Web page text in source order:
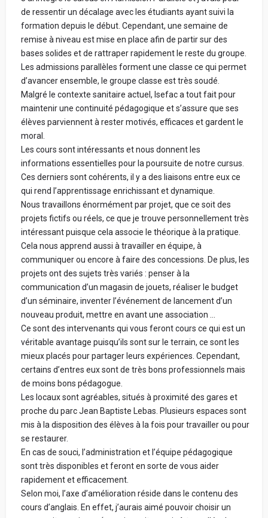
de ressentir un décalage avec les étudiants ayant suivi la
formation depuis le début. Cependant, une semaine de
remise à niveau est mise en place afin de partir sur des
bases solides et de rattraper rapidement le reste du groupe.
Les admissions parallèles forment une classe ce qui permet
d’avancer ensemble, le groupe classe est très soudé.
Malgré le contexte sanitaire actuel, Isefac a tout fait pour
maintenir une continuité pédagogique et s’assure que ses
élèves parviennent à rester motivés, efficaces et gardent le
moral.
Les cours sont intéressants et nous donnent les
informations essentielles pour la poursuite de notre cursus.
Ces derniers sont cohérents, il y a des liaisons entre eux ce
qui rend l’apprentissage enrichissant et dynamique.
Nous travaillons énormément par projet, que ce soit des
projets fictifs ou réels, ce que je trouve personnellement très
intéressant puisque cela associe le théorique à la pratique.
Cela nous apprend aussi à travailler en équipe, à
communiquer ou encore à faire des concessions. De plus, les
projets ont des sujets très variés : penser à la
communication d’un magasin de jouets, réaliser le budget
d’un séminaire, inventer l’événement de lancement d’un
nouveau produit, mettre en avant une association …
Ce sont des intervenants qui vous feront cours ce qui est un
véritable avantage puisqu’ils sont sur le terrain, ce sont les
mieux placés pour partager leurs expériences. Cependant,
certains d’entres eux sont de très bons professionnels mais
de moins bons pédagogue.
Les locaux sont agréables, situés à proximité des gares et
proche du parc Jean Baptiste Lebas. Plusieurs espaces sont
mis à la disposition des élèves à la fois pour travailler ou pour
se restaurer.
En cas de souci, l’administration et l’équipe pédagogique
sont très disponibles et feront en sorte de vous aider
rapidement et efficacement.
Selon moi, l’axe d’amélioration réside dans le contenu des
cours d’anglais. En effet, j’aurais aimé pouvoir choisir un